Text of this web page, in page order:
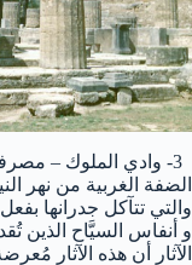
3- وادي الملوك –
الضفة الغربية من نهر
والتي تتآكل جدرانها
و أنفاس السيَّاح الذين
الآثار أن هذه الآثار مُعرضة